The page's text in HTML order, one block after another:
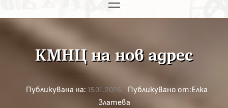
меню
КМНЦ на нов адрес
Публикувана на: 15.01.2026 Публикувано от:Елка
Златева